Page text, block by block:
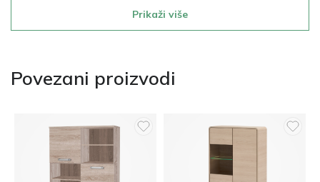
Prikaži više
Povezani proizvodi